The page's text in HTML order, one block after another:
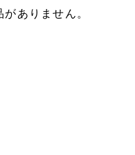
ありません。